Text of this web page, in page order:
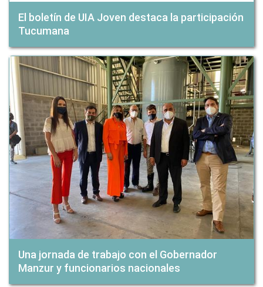
El boletín de UIA Joven destaca la participación
Tucumana
Una jornada de trabajo con el Gobernador
Manzur y funcionarios nacionales